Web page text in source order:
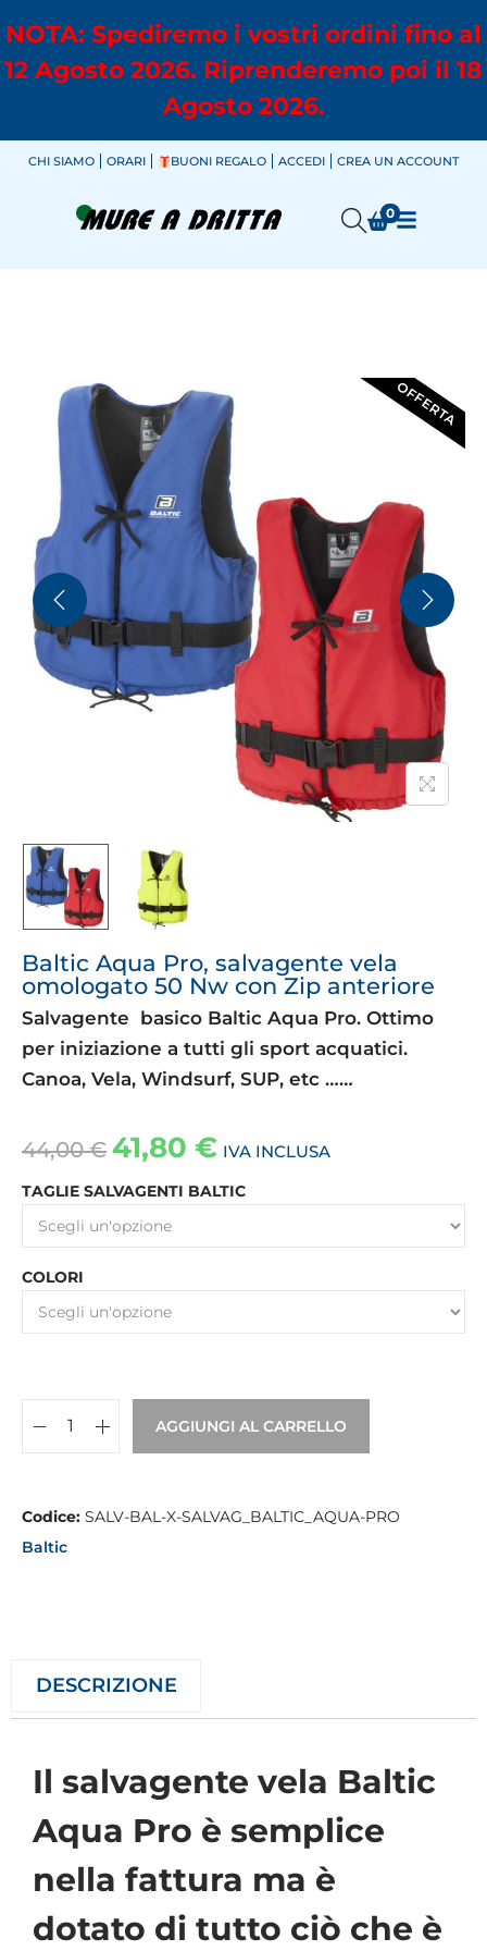
NOTA: Spediremo i vostri ordini fino al
12 Agosto 2026. Riprenderemo poi il 18
Agosto 2026.
CHI SIAMO ORARI BUONI REGALO ACCEDI CREA UN ACCOUNT
0
OFFERTA
Baltic Aqua Pro, salvagente vela
omologato 50 Nw con Zip anteriore
Salvagente basico Baltic Aqua Pro. Ottimo
per iniziazione a tutti gli sport acquatici.
Canoa, Vela, Windsurf, SUP, etc ……
44,00€ 41,80 € IVA INCLUSA
TAGLIE SALVAGENTI BALTIC
COLORI
AGGIUNGI AL CARRELLO
Codice: SALV-BAL-X-SALVAG_BALTIC_AQUA-PRO
Baltic
DESCRIZIONE
Il salvagente vela Baltic
Aqua Pro è semplice
nella fattura ma è
dotato di tutto ciò che è